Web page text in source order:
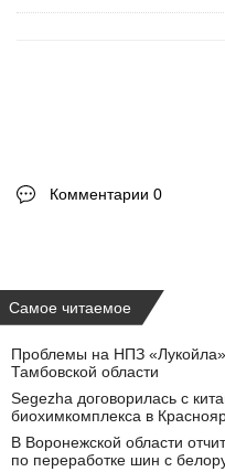
Комментарии 0
Самое читаемое
Проблемы на НПЗ «Лукойла»
Тамбовской области
Segezha договорилась с
биохимкомплекса в
В Воронежской области
по переработке шин с